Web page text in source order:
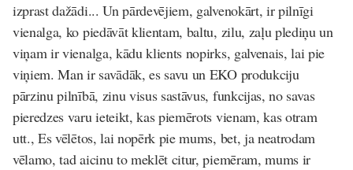
izprast dažādi... Un pārdevējiem, galvenokārt, ir pilnīgi
vienalga, ko piedāvāt klientam, baltu, zilu, zaļu plediņu un
viņam ir vienalga, kādu klients nopirks, galvenais, lai pie
viņiem. Man ir savādāk, es savu un EKO produkciju
pārzinu pilnībā, zinu visus sastāvus, funkcijas, no savas
pieredzes varu ieteikt, kas piemērots vienam, kas otram
utt., Es vēlētos, lai nopērk pie mums, bet, ja neatrodam
vēlamo, tad aicinu to meklēt citur, piemēram, mums ir